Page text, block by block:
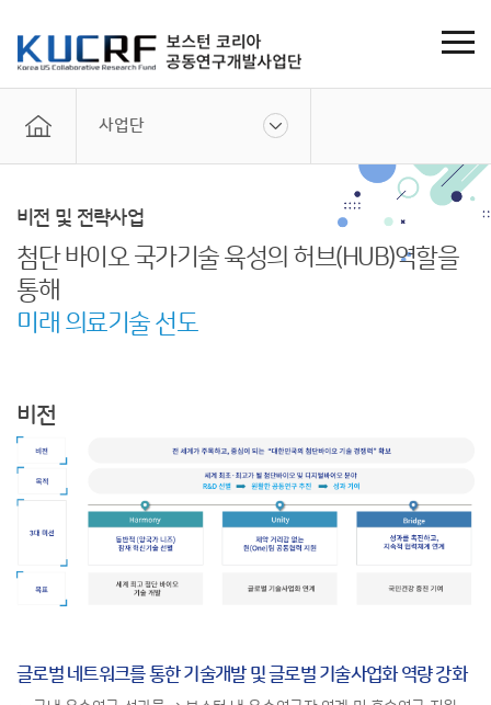
사업단
비전 및 전략사업
첨단 바이오 국가기술 육성의 허브(HUB)역할을
통해
미래 의료기술 선도
비전
글로벌 네트워크를 통한 기술개발 및 글로벌 기술사업화 역량 강화